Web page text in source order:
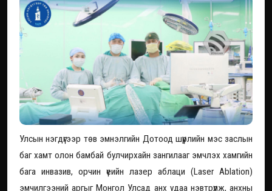
Улсын нэгдүгээр төв эмнэлгийн Дотоод шүүрлийн мэс заслын
баг хамт олон бамбай булчирхайн зангилааг эмчлэх хамгийн
бага инвазив, орчин үеийн лазер аблаци (Laser Ablation)
эмчилгээний аргыг Монгол Улсад анх удаа нэвтрүүлж, анхны